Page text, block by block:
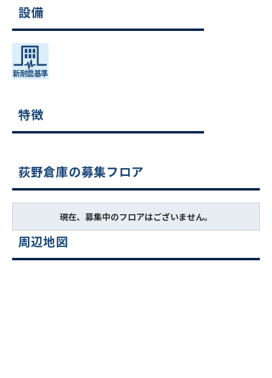
設備
特徴
荻野倉庫の募集フロア
現在、募集中のフロアはございません。
周辺地図